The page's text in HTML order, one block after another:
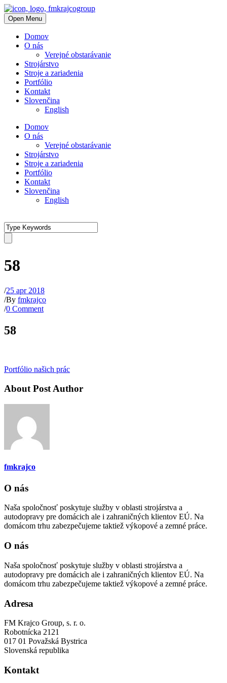
Open Menu
Domov
O nás
Verejné obstarávanie
Strojárstvo
Stroje a zariadenia
Portfólio
Kontakt
Slovenčina
English
Domov
O nás
Verejné obstarávanie
Strojárstvo
Stroje a zariadenia
Portfólio
Kontakt
Slovenčina
English
58
/25 apr 2018
/By fmkrajco
/0 Comment
58
Portfólio našich prác
About Post Author
fmkrajco
O nás
Naša spoločnosť poskytuje služby v oblasti strojárstva a
autodopravy pre domácich ale i zahraničných klientov EÚ. Na
domácom trhu zabezpečujeme taktiež výkopové a zemné práce.
O nás
Naša spoločnosť poskytuje služby v oblasti strojárstva a
autodopravy pre domácich ale i zahraničných klientov EÚ. Na
domácom trhu zabezpečujeme taktiež výkopové a zemné práce.
Adresa
FM Krajco Group, s. r. o.
Robotnícka 2121
017 01 Považská Bystrica
Slovenská republika
Kontakt